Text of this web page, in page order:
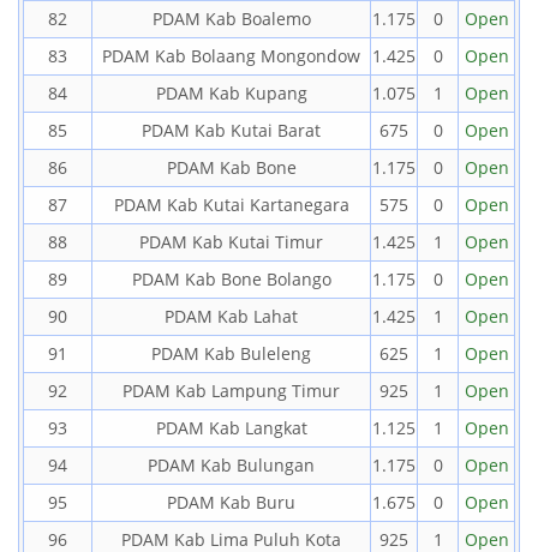
82
PDAM Kab Boalemo 1.175 0
Open
83
PDAM Kab Bolaang Mongondow 1.425 0
Open
84
PDAM Kab Kupang 1.075 1
Open
85
PDAM Kab Kutai Barat 675 0
Open
86
PDAM Kab Bone 1.175 0
Open
87
PDAM Kab Kutai Kartanegara 575 0
Open
88
PDAM Kab Kutai Timur 1.425 1
Open
89
PDAM Kab Bone Bolango 1.175 0
Open
90
PDAM Kab Lahat 1.425 1
Open
91
PDAM Kab Buleleng 625 1
Open
92
PDAM Kab Lampung Timur 925 1
Open
93
PDAM Kab Langkat 1.125 1
Open
94
PDAM Kab Bulungan 1.175 0
Open
95
PDAM Kab Buru 1.675 0
Open
96
PDAM Kab Lima Puluh Kota 925 1
Open